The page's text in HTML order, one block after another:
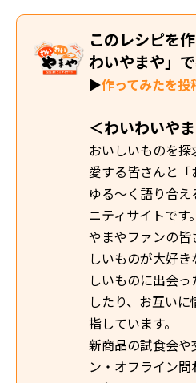
このレシピを
わいやまや」
▶作ってみたを投
＜わいわいや
おいしいものを
愛する皆さんと
ゆる～く語り合
ニティサイトです。
やまやファンの
しいものが大好
しいものに出会
したり、お互い
指しています。
新商品の試食会や
ン・オフライン